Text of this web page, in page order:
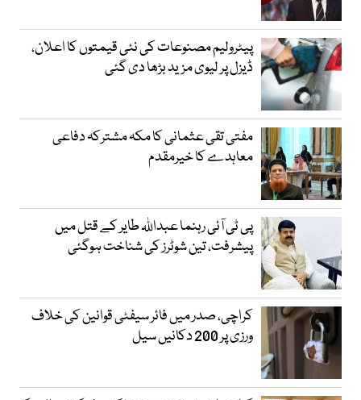
پیٹرولیم مصنوعات کی نئی قیمتوں کا اعلان،
ڈیزل پر لیوی مزید بڑھا دی گئی
مفتی تقی عثمانی کا مکہ مشترکہ دفاعی
معاہدے کا خیرمقدم
پی ٹی آئی رہنما عبداللہ طایر کے قتل میں
پیشرفت، تین شوٹرز کی شناخت ہوگئی
کراچی، صدر میں فائر سیفٹی قوانین کی خلاف
ورزی پر 200 دکانیں سیل